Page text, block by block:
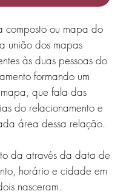
composto ou mapa do
união dos mapas
às duas pessoas do
formando um
que fala das
do relacionamento e
área dessa relação.
da através da data de
horário e cidade em
nasceram.